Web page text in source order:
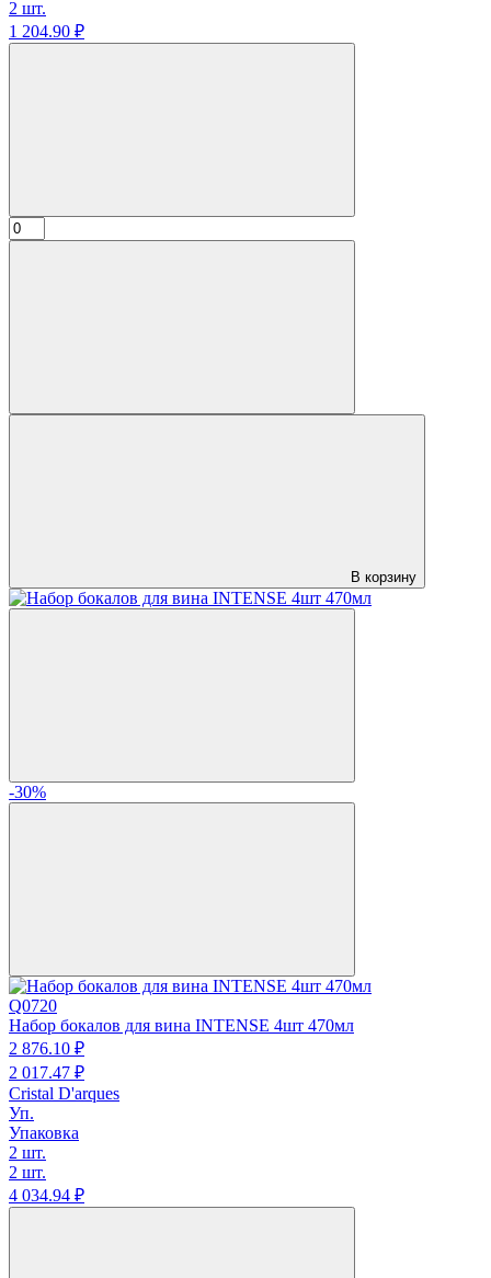
2 шт.
1 204.90 ₽
В корзину
-30%
Q0720
Набор бокалов для вина INTENSE 4шт 470мл
2 876.10 ₽
2 017.47 ₽
Cristal D'arques
Уп.
Упаковка
2 шт.
2 шт.
4 034.94 ₽